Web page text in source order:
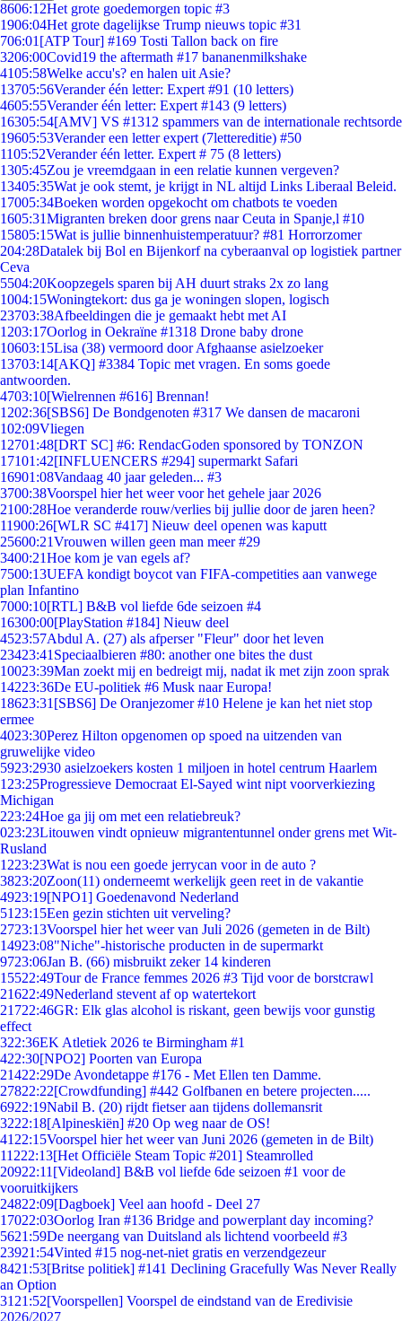
8606:12Het grote goedemorgen topic #3
1906:04Het grote dagelijkse Trump nieuws topic #31
706:01 [ATP Tour] #169 Tosti Tallon back on fire
3206:00Covid19 the aftermath #17 bananenmilkshake
4105:58Welke accu's? en halen uit Asie?
13705:56Verander één letter: Expert #91 (10 letters)
4605:55Verander één letter: Expert #143 (9 letters)
16305:54[AMV] VS #1312 spammers van de internationale rechtsorde
19605:53Verander een letter expert (7lettereditie) #50
1105:52Verander één letter. Expert # 75 (8 letters)
1305:45Zou je vreemdgaan in een relatie kunnen vergeven?
13405:35Wat je ook stemt, je krijgt in NL altijd Links Liberaal Beleid.
17005:34Boeken worden opgekocht om chatbots te voeden
1605:31Migranten breken door grens naar Ceuta in Spanje,l #10
15805:15Wat is jullie binnenhuistemperatuur? #81 Horrorzomer
204:28Datalek bij Bol en Bijenkorf na cyberaanval op logistiek partner
Ceva
5504:20Koopzegels sparen bij AH duurt straks 2x zo lang
1004:15Woningtekort: dus ga je woningen slopen, logisch
23703:38Afbeeldingen die je gemaakt hebt met AI
1203:17Oorlog in Oekraïne #1318 Drone baby drone
10603:15Lisa (38) vermoord door Afghaanse asielzoeker
13703:14[AKQ] #3384 Topic met vragen. En soms goede
antwoorden.
4703:10[Wielrennen #616] Brennan!
1202:36[SBS6] De Bondgenoten #317 We dansen de macaroni
102:09Vliegen
12701:48[DRT SC] #6: RendacGoden sponsored by TONZON
17101:42[INFLUENCERS #294] supermarkt Safari
16901:08Vandaag 40 jaar geleden... #3
3700:38Voorspel hier het weer voor het gehele jaar 2026
2100:28Hoe veranderde rouw/verlies bij jullie door de jaren heen?
11900:26[WLR SC #417] Nieuw deel openen was kaputt
25600:21Vrouwen willen geen man meer #29
3400:21Hoe kom je van egels af?
7500:13UEFA kondigt boycot van FIFA-competities aan vanwege
plan Infantino
7000:10[RTL] B&B vol liefde 6de seizoen #4
16300:00[PlayStation #184] Nieuw deel
4523:57Abdul A. (27) als afperser "Fleur" door het leven
23423:41 Speciaalbieren #80: another one bites the dust
10023:39Man zoekt mij en bedreigt mij, nadat ik met zijn zoon sprak
14223:36De EU-politiek #6 Musk naar Europa!
18623:31 [SBS6] De Oranjezomer #10 Helene je kan het niet stop
ermee
4023:30Perez Hilton opgenomen op spoed na uitzenden van
gruwelijke video
5923:2930 asielzoekers kosten 1 miljoen in hotel centrum Haarlem
1 23:25Progressieve Democraat El-Sayed wint nipt voorverkiezing
Michigan
223:24Hoe ga jij om met een relatiebreuk?
023:23Litouwen vindt opnieuw migrantentunnel onder grens met Wit-
Rusland
1223:23Wat is nou een goede jerrycan voor in de auto ?
3823:20Zoon(11) onderneemt werkelijk geen reet in de vakantie
4923:19[NPO1] Goedenavond Nederland
51 23:15Een gezin stichten uit verveling?
2723:13Voorspel hier het weer van Juli 2026 (gemeten in de Bilt)
14923:08"Niche"-historische producten in de supermarkt
9723:06Jan B. (66) misbruikt zeker 14 kinderen
15522:49Tour de France femmes 2026 #3 Tijd voor de borstcrawl
21622:49Nederland stevent af op watertekort
21722:46GR: Elk glas alcohol is riskant, geen bewijs voor gunstig
effect
322:36EK Atletiek 2026 te Birmingham #1
422:30[NPO2] Poorten van Europa
21422:29De Avondetappe #176 - Met Ellen ten Damme.
27822:22[Crowdfunding] #442 Golfbanen en betere projecten.....
6922:19Nabil B. (20) rijdt fietser aan tijdens dollemansrit
3222:18[Alpineskiën] #20 Op weg naar de OS!
41 22:15Voorspel hier het weer van Juni 2026 (gemeten in de Bilt)
11222:13[Het Officiële Steam Topic #201] Steamrolled
20922:11 [Videoland] B&B vol liefde 6de seizoen #1 voor de
vooruitkijkers
24822:09[Dagboek] Veel aan hoofd - Deel 27
17022:03Oorlog Iran #136 Bridge and powerplant day incoming?
5621:59De neergang van Duitsland als lichtend voorbeeld #3
23921:54Vinted #15 nog-net-niet gratis en verzendgezeur
8421:53[Britse politiek] #141 Declining Gracefully Was Never Really
an Option
31 21:52[Voorspellen] Voorspel de eindstand van de Eredivisie
2026/2027